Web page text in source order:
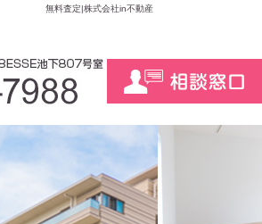
無料査定|株式会社in不動産